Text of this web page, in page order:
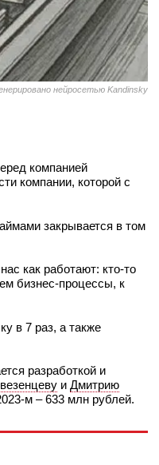
нейросетью Kandinsky
компанией
компании, которой с
закрывается в том
как работают: кто-то
бизнес-процессы, к
в 7 раз, а также
разработкой и
и Дмитрию
м – 633 млн рублей.